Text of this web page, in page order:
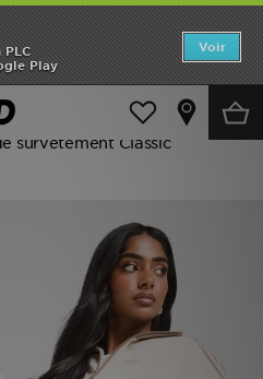
PLC
Play
Voir
Femme
survêtement Classic